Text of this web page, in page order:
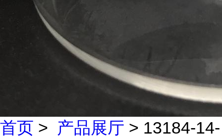
首页 > 产品展厅 > 13184-14-